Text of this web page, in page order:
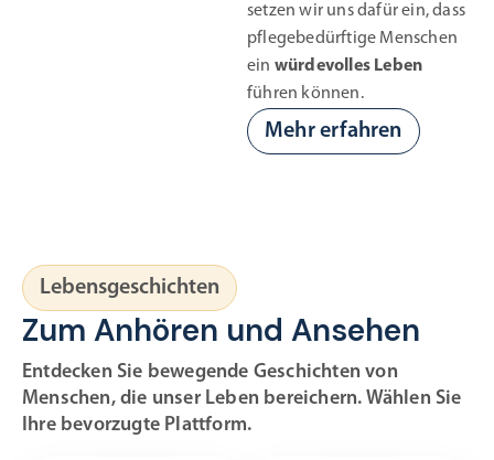
setzen wir uns dafür ein, dass
pflegebedürftige Menschen
ein würdevolles Leben
führen können.
Mehr erfahren
Lebensgeschichten
Zum Anhören und Ansehen
Entdecken Sie bewegende Geschichten von
Menschen, die unser Leben bereichern. Wählen Sie
Ihre bevorzugte Plattform.